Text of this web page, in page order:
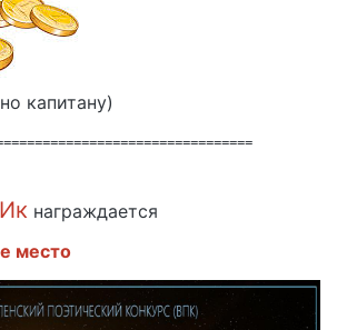
капитану)
награждается
место